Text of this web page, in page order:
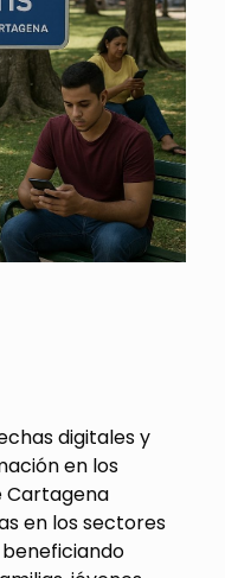
digitales y
en los
Cartagena
en los sectores
beneficiando